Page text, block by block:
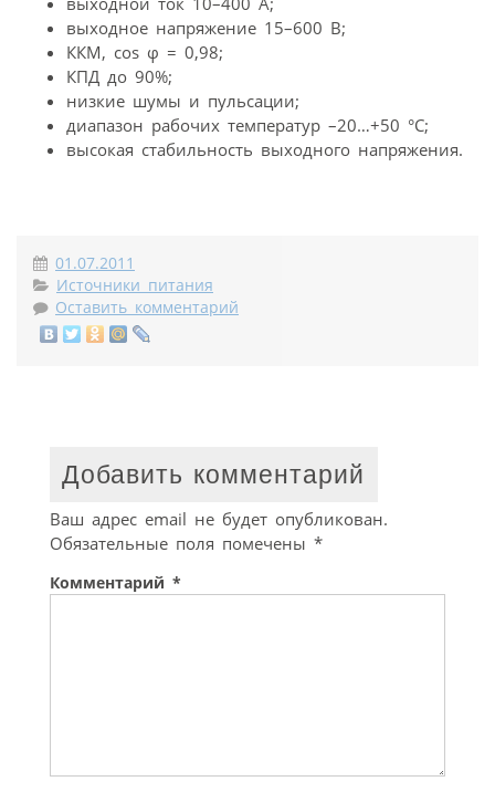
выходное напряжение 15–600 В;
ККМ, cos φ = 0,98;
КПД до 90%;
низкие шумы и пульсации;
диапазон рабочих температур –20…+50 °С;
высокая стабильность выходного напряжения.
01.07.2011
Источники питания
Оставить комментарий
Добавить комментарий
Ваш адрес email не будет опубликован.
Обязательные поля помечены *
Комментарий *